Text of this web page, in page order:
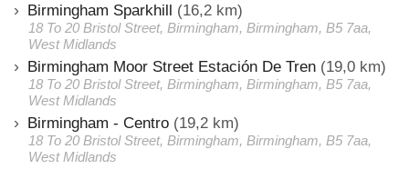
Birmingham Sparkhill (16,2 km)
18 To 20 Bristol Street, Birmingham, Birmingham, B5 7aa,
West Midlands
Birmingham Moor Street Estación De Tren (19,0 km)
18 To 20 Bristol Street, Birmingham, Birmingham, B5 7aa,
West Midlands
Birmingham - Centro (19,2 km)
18 To 20 Bristol Street, Birmingham, Birmingham, B5 7aa,
West Midlands